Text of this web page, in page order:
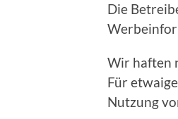
Die
Wir haften
Für
Nutzung